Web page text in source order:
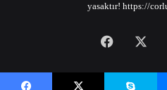
yasaktır! https://
Facebook